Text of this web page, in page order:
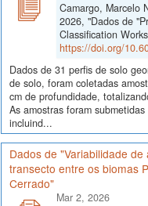
Camargo, Marcelo
2026, "Dados de
Classification
https://doi.org/
Dados de 31 perfis de solo
de solo, foram coletadas
cm de profundidade,
As amostras foram
incluind...
Dados de "Variabilidade
transecto entre os biomas
Cerrado"
Mar 2, 2026